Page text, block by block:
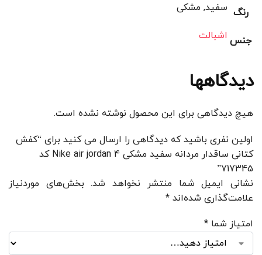
رنگ سفید, مشکی
جنس اشبالت
دیدگاهها
هیچ دیدگاهی برای این محصول نوشته نشده است.
اولین نفری باشید که دیدگاهی را ارسال می کنید برای “کفش
کتانی ساقدار مردانه سفید مشکی Nike air jordan 4 کد
717345”
نشانی ایمیل شما منتشر نخواهد شد. بخش‌های موردنیاز
علامت‌گذاری شده‌اند *
امتیاز شما *